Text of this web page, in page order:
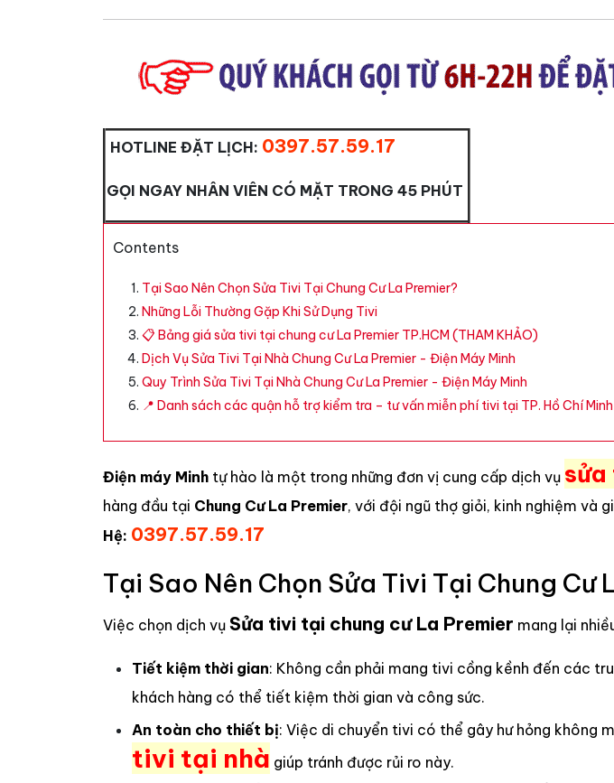
HOTLINE ĐẶT LỊCH: 0397.57.59.17
GỌI NGAY NHÂN VIÊN CÓ MẶT TRONG 45 PHÚT
Contents
Tại Sao Nên Chọn Sửa Tivi Tại Chung Cư La Premier?
Những Lỗi Thường Gặp Khi Sử Dụng Tivi
📋 Bảng giá sửa tivi tại chung cư La Premier TP.HCM (THAM KHẢO)
Dịch Vụ Sửa Tivi Tại Nhà Chung Cư La Premier - Điện Máy Minh
Quy Trình Sửa Tivi Tại Nhà Chung Cư La Premier - Điện Máy Minh
📍 Danh sách các quận hỗ trợ kiểm tra – tư vấn miễn phí tivi tại TP. Hồ Chí Minh
Điện máy Minh tự hào là một trong những đơn vị cung cấp dịch vụ
hàng đầu tại Chung Cư La Premier, với đội ngũ thợ giỏi, kinh nghiệm và
Hệ: 0397.57.59.17
Tại Sao Nên Chọn Sửa Tivi Tại Chung Cư
Việc chọn dịch vụ Sửa tivi tại chung cư La Premier mang lại
Tiết kiệm thời gian: Không cần phải mang tivi cồng kềnh đến các
khách hàng có thể tiết kiệm thời gian và công sức.
An toàn cho thiết bị: Việc di chuyển tivi có thể gây hư hỏng không
tivi tại nhà giúp tránh được rủi ro này.